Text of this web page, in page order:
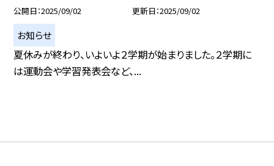
公開日 2025/09/02 更新日 2025/09/02
お知らせ
夏休みが終わり、いよいよ２学期が始まりました。２学期に
は運動会や学習発表会など、...